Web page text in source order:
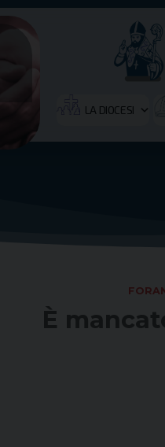
LA DIOCESI
È